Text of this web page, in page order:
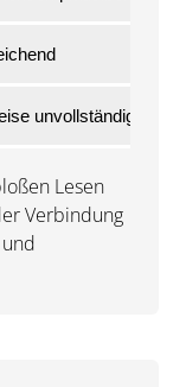
unvollständig
Lesen
Verbindung